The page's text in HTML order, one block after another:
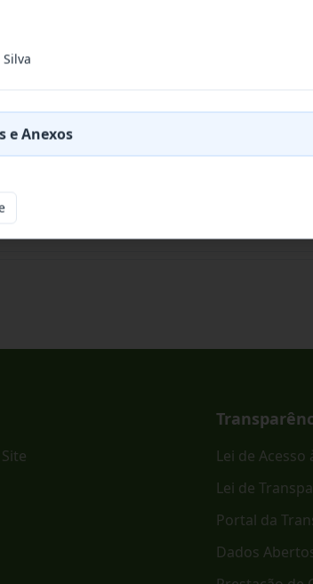
PARA A CONTRATAÇÃO DE EMPRESA PARA
PARA FUTURO E EVENTUAL FORNECIMENTO
PREGÃO ELETRÔNICO - SRP Nº 023/2026.
Lei de
Lei de
Portal da
Dados
e Anexos